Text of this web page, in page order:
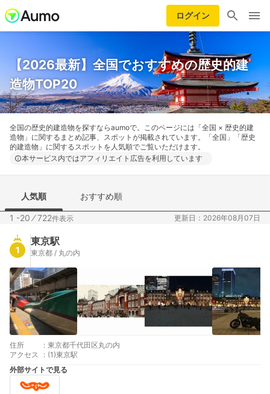
ログイン
【2026最新】全国でおすすめの歴史的建
造物TOP20
全国の歴史的建造物を探すならaumoで。このページには「全国 × 歴史的建
造物」に関するまとめ記事、スポットが掲載されています。「全国」「歴史
的建造物」に関するスポットを人気順でご覧いただけます。
本サービス内ではアフィリエイト広告を利用しています
人気順 おすすめ順
1 -20 ⁄722件表示 更新日：2026年08月07日
1
東京駅
東京都 / 丸の内
住所 : 東京都千代田区丸の内
アクセス
: (1)東京駅
外部サイトで見る